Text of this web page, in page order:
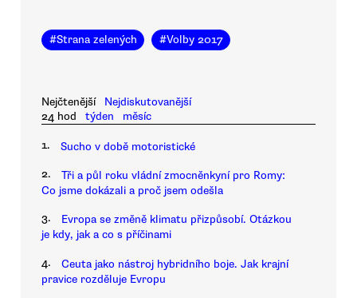
#Strana zelených #Volby 2017
Nejčtenější
Nejdiskutovanější
24 hod
týden měsíc
1. Sucho v době motoristické
2.
Tři a půl roku vládní zmocněnkyní pro Romy:
Co jsme dokázali a proč jsem odešla
3.
Evropa se změně klimatu přizpůsobí. Otázkou
je kdy, jak a co s příčinami
4.
Ceuta jako nástroj hybridního boje. Jak krajní
pravice rozděluje Evropu